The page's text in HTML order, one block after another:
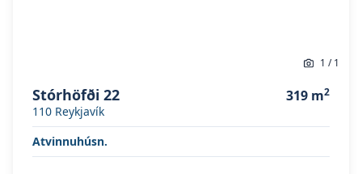
1 /1
Stórhöfði 22
110 Reykjavík
319 m2
Atvinnuhúsn.